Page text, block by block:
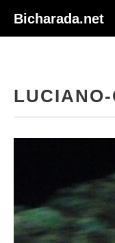
Bicharada.net